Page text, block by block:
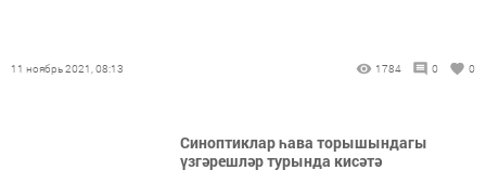
11 ноябрь 2021, 08:13 1784 0 0
Синоптиклар һава торышындагы
үзгәрешләр турында кисәтә